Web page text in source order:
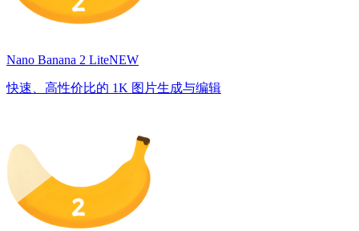
Nano Banana 2 LiteNEW
快速、高性价比的 1K 图片生成与编辑